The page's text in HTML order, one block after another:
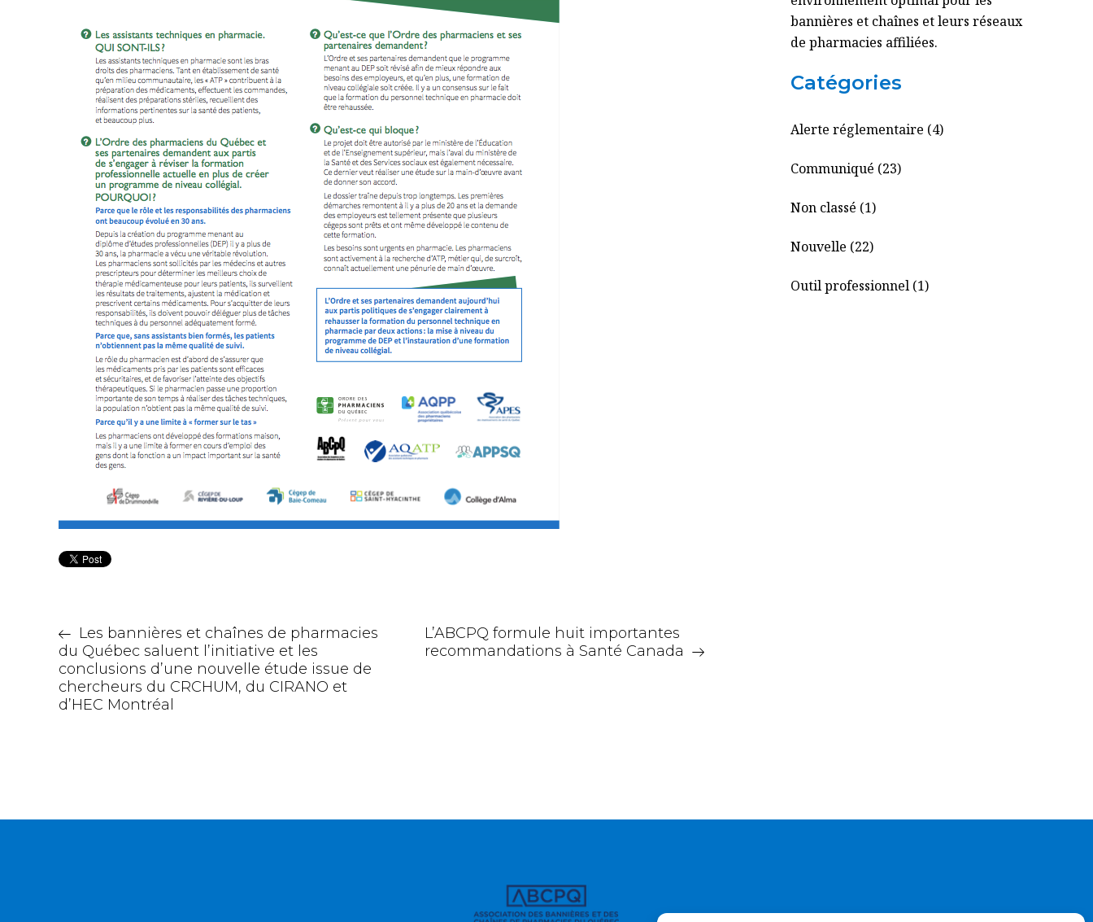
Les bannières et chaînes de pharmacies
du Québec saluent l’initiative et les
conclusions d’une nouvelle étude issue de
chercheurs du CRCHUM, du CIRANO et
d’HEC Montréal
L’ABCPQ formule huit importantes
recommandations à Santé Canada
bannières et chaînes et leurs réseaux
de pharmacies affiliées.
Catégories
Alerte réglementaire (4)
Communiqué (23)
Non classé (1)
Nouvelle (22)
Outil professionnel (1)